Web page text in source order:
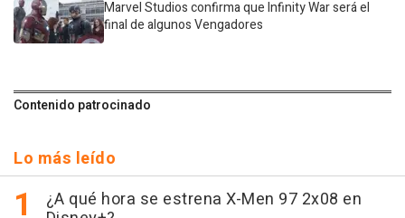
Marvel Studios confirma que Infinity War será el
final de algunos Vengadores
Contenido patrocinado
Lo más leído
¿A qué hora se estrena X-Men 97 2x08 en